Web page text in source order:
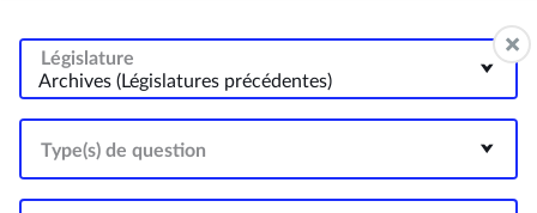
Législature
Archives (Législatures précédentes)
Type(s) de question